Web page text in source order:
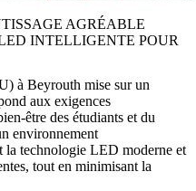
AGRÉABLE
INTELLIGENTE POUR
à Beyrouth mise sur un
aux exigences
être des étudiants et du
environnement
la technologie LED moderne et
tout en minimisant la